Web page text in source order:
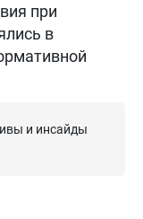
при
в
и инсайды